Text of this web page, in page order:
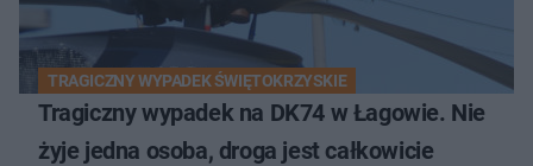
TRAGICZNY WYPADEK ŚWIĘTOKRZYSKIE
Tragiczny wypadek na DK74 w Łagowie. Nie
żyje jedna osoba, droga jest całkowicie